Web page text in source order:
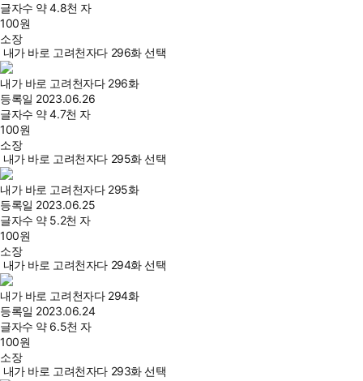
글자수 약 4.8천 자
100원
소장
내가 바로 고려천자다 296화 선택
내가 바로 고려천자다 296화
등록일 2023.06.26
글자수 약 4.7천 자
100원
소장
내가 바로 고려천자다 295화 선택
내가 바로 고려천자다 295화
등록일 2023.06.25
글자수 약 5.2천 자
100원
소장
내가 바로 고려천자다 294화 선택
내가 바로 고려천자다 294화
등록일 2023.06.24
글자수 약 6.5천 자
100원
소장
내가 바로 고려천자다 293화 선택